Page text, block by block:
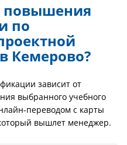
повышения
по
Кемерово?
зависит от
выбранного учебного
переводом с карты
вышлет менеджер.